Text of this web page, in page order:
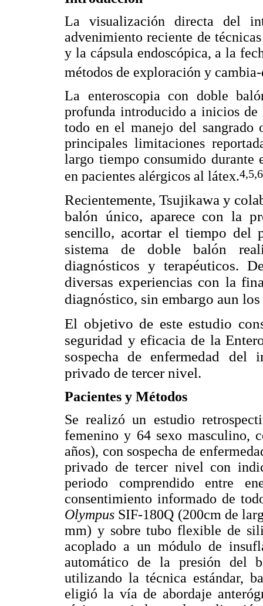
La visualización directa del
advenimiento reciente de
y la cápsula endoscópica, a la
métodos de exploración y
La enteroscopia con doble
profunda introducido a inicios de
todo en el manejo del sangrado
principales limitaciones
largo tiempo consumido
en pacientes alérgicos al látex.4,5,6
Recientemente, Tsujikawa y
balón único, aparece con la
sencillo, acortar el tiempo del
sistema de doble balón
diagnósticos y terapéuticos.
diversas experiencias con la
diagnóstico, sin embargo aun
El objetivo de este estudio
seguridad y eficacia de la
sospecha de enfermedad del
privado de tercer nivel.
Pacientes y Métodos
Se realizó un estudio
femenino y 64 sexo masculino,
años), con sospecha de
privado de tercer nivel con
periodo comprendido entre
consentimiento informado de
Olympus SIF-180Q (200cm de
mm) y sobre tubo flexible de
acoplado a un módulo de
automático de la presión del
utilizando la técnica estándar,
eligió la vía de abordaje